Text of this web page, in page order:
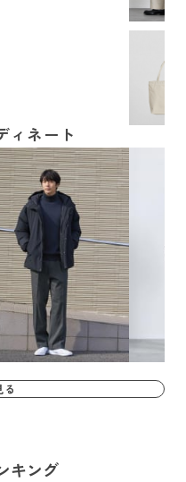
ィネート
キング